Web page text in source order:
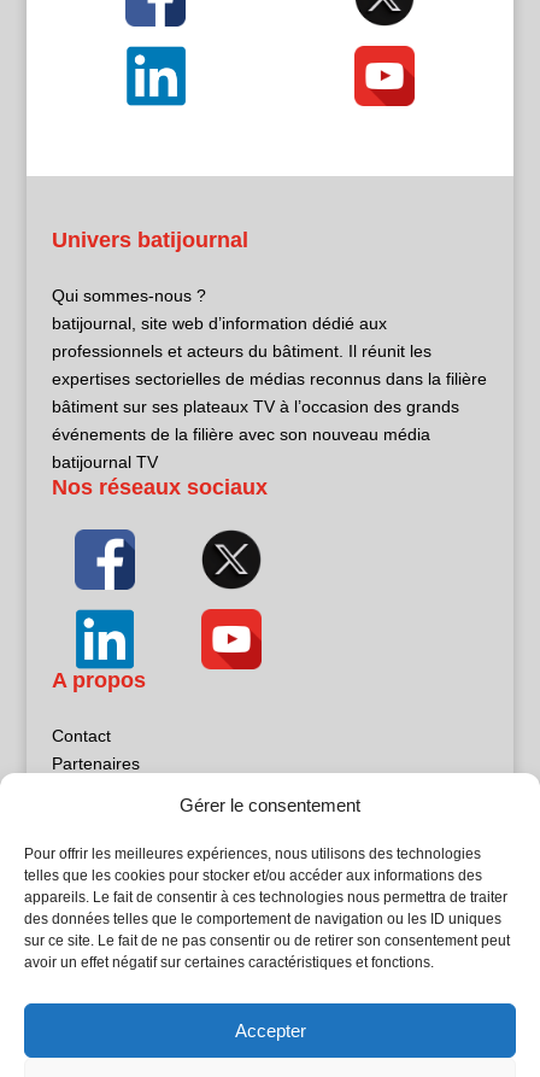
Gérer le consentement
Pour offrir les meilleures expériences, nous utilisons des technologies
telles que les cookies pour stocker et/ou accéder aux informations des
appareils. Le fait de consentir à ces technologies nous permettra de traiter
des données telles que le comportement de navigation ou les ID uniques
sur ce site. Le fait de ne pas consentir ou de retirer son consentement peut
avoir un effet négatif sur certaines caractéristiques et fonctions.
Accepter
Univers batijournal
Qui sommes-nous ?
batijournal, site web d’information dédié aux
professionnels et acteurs du bâtiment. Il réunit les
expertises sectorielles de médias reconnus dans la filière
bâtiment sur ses plateaux TV à l’occasion des grands
événements de la filière avec son nouveau média
batijournal TV
Nos réseaux sociaux
A propos
Contact
Partenaires
Politique de confidentialité
Sites partenaires
5Façades
Atrium Patrimoine